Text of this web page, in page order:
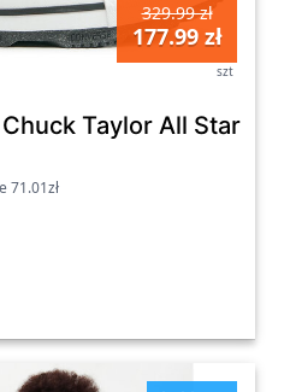
329.99 zł
177.99 zł
szt
Taylor All Star
71.01zł